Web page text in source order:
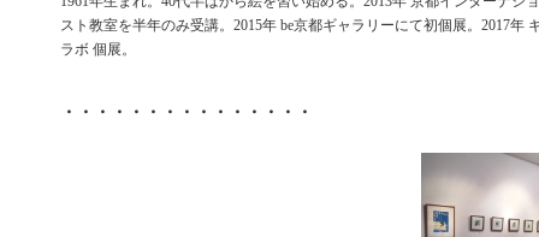
スト教室を半年のみ受講。2015年 be京都ギャラリーにて初個展。2017年
ラボ 個展。
・・・・・・・・・・・・・・・